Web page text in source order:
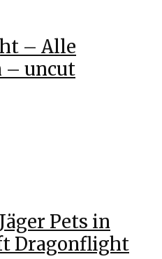
– Alle
– uncut
Pets in
Dragonflight